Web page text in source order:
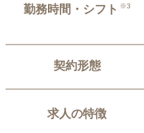
勤務時間・シフト ※3
契約形態
求人の特徴